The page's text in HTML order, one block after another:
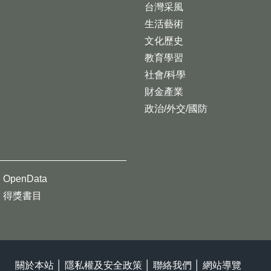
台灣采風
生活藝術
文化歷史
教育學習
社會/科學
財金產業
政治/外交/國防
OpenData
得獎書目
關於本站 隱私權及安全政策 聯絡我們 網站導覽